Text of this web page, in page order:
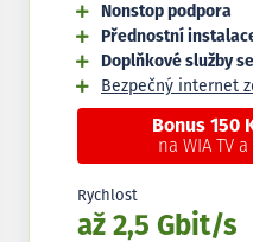
Nonstop podpora
Přednostní
Doplňkové služby
Bezpečný internet
Bonus 150
na WIA TV
Rychlost
až 2,5 Gbit/s